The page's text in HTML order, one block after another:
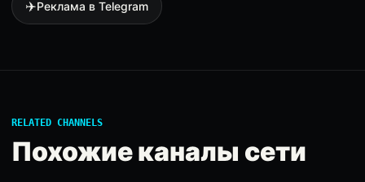
✈️Реклама в Telegram
RELATED CHANNELS
Похожие каналы сети